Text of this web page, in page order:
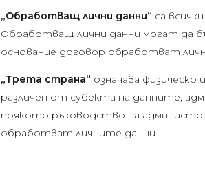
„Обработващ лични данни“ са
Обработващ лични данни могат да
основание договор обработват
„Трета страна“ означава физическо
различен от субекта на данните,
прякото ръководство на
обработват личните данни.